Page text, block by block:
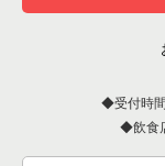
その他の居抜き売
門真市の飲食店
大阪市天王寺区
大阪府の居酒屋・
大阪府の和食の
大阪府の洋食の
大阪府のその他の
受付時
飲食